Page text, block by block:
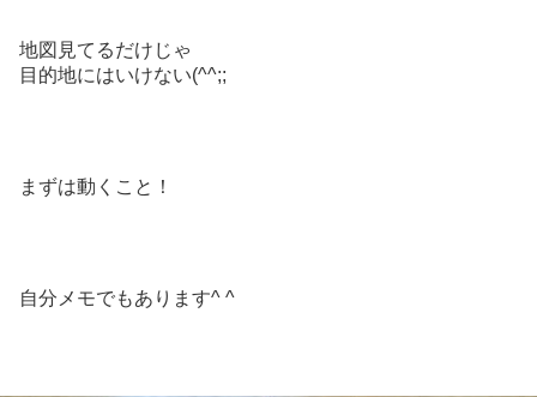
地図見てるだけじゃ
目的地にはいけない(^^;;
まずは動くこと！
自分メモでもあります^ ^